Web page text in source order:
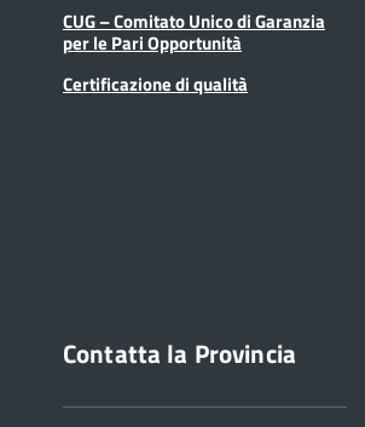
CUG – Comitato Unico di Garanzia
per le Pari Opportunità
Certificazione di qualità
Contatta la Provincia